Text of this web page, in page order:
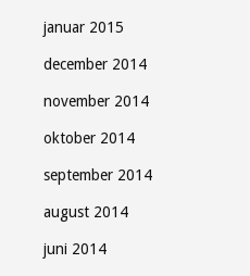
januar 2015
december 2014
november 2014
oktober 2014
september 2014
august 2014
juni 2014